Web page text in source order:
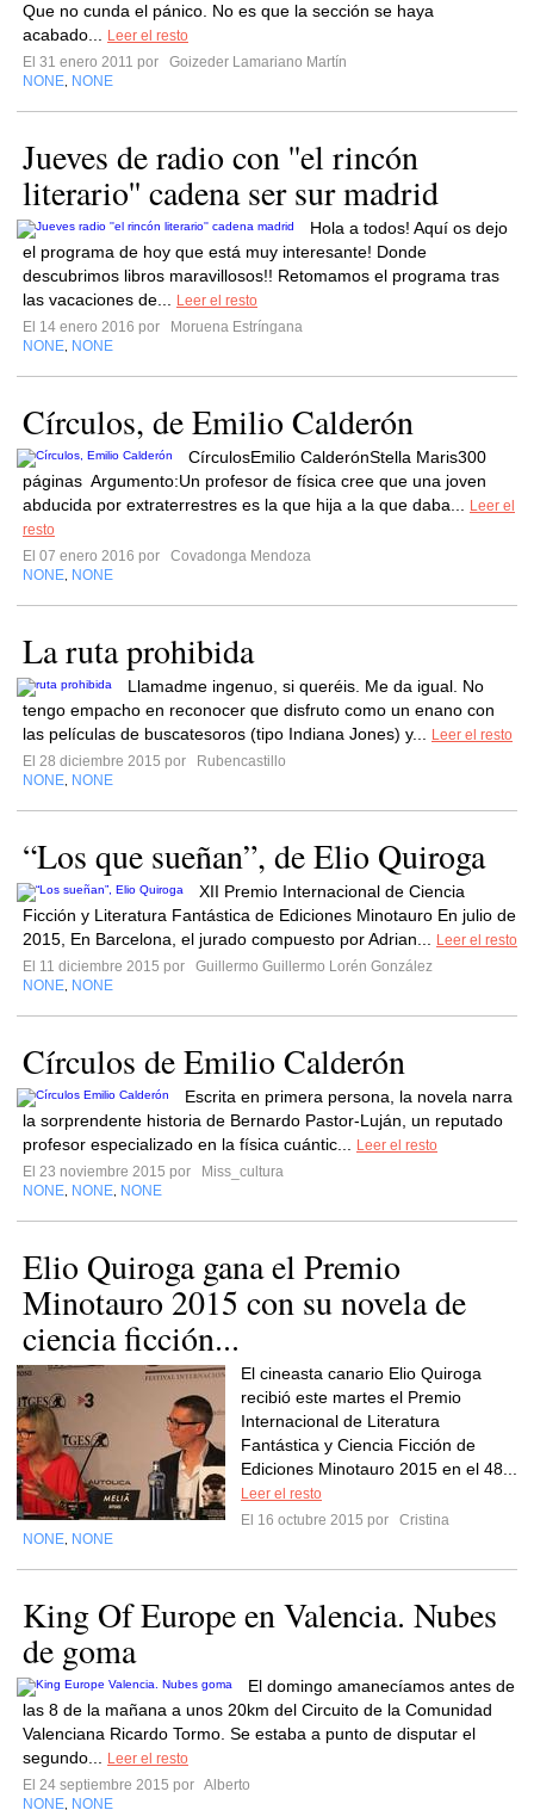
Que no cunda el pánico. No es que la sección se haya
acabado...
Leer el resto
El 31 enero 2011 por
Goizeder Lamariano Martín
NONE NONE
Jueves de radio con ''el rincón
literario'' cadena ser sur madrid
Hola a todos! Aquí os dejo
el programa de hoy que está muy interesante! Donde
descubrimos libros maravillosos!! Retomamos el programa tras
las vacaciones de...
Leer el resto
El 14 enero 2016 por
Moruena Estríngana
NONE NONE
Círculos, de Emilio Calderón
CírculosEmilio CalderónStella Maris300
páginas Argumento:Un profesor de física cree que una joven
abducida por extraterrestres es la que hija a la que daba...
Leer el
resto
El 07 enero 2016 por
Covadonga Mendoza
NONE NONE
La ruta prohibida
Llamadme ingenuo, si queréis. Me da igual. No
tengo empacho en reconocer que disfruto como un enano con
las películas de buscatesoros (tipo Indiana Jones) y...
Leer el resto
El 28 diciembre 2015 por
Rubencastillo
NONE NONE
“Los que sueñan”, de Elio Quiroga
XII Premio Internacional de Ciencia
Ficción y Literatura Fantástica de Ediciones Minotauro En julio de
2015, En Barcelona, el jurado compuesto por Adrian...
Leer el resto
El 11 diciembre 2015 por
Guillermo Guillermo Lorén González
NONE NONE
Círculos de Emilio Calderón
Escrita en primera persona, la novela narra
la sorprendente historia de Bernardo Pastor-Luján, un reputado
profesor especializado en la física cuántic...
Leer el resto
El 23 noviembre 2015 por
Miss_cultura
NONE NONE NONE
Elio Quiroga gana el Premio
Minotauro 2015 con su novela de
ciencia ficción...
El cineasta canario Elio Quiroga
recibió este martes el Premio
Internacional de Literatura
Fantástica y Ciencia Ficción de
Ediciones Minotauro 2015 en el 48...
Leer el resto
El 16 octubre 2015 por
Cristina
NONE NONE
King Of Europe en Valencia. Nubes
de goma
El domingo amanecíamos antes de
las 8 de la mañana a unos 20km del Circuito de la Comunidad
Valenciana Ricardo Tormo. Se estaba a punto de disputar el
segundo...
Leer el resto
El 24 septiembre 2015 por Alberto
NONE NONE